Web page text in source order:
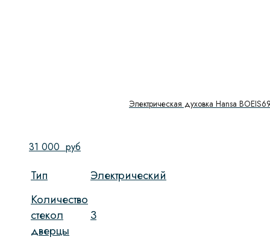
Электрическая духовка Hansa
31 000 руб
Тип
Электрический
Количество
стекол
дверцы
3